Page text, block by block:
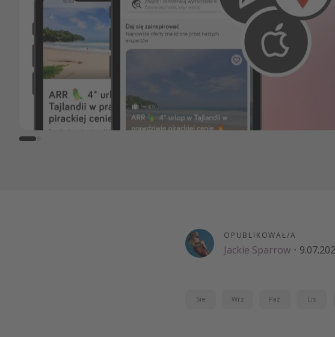
OPUBLIKOWAŁ/A
Jackie Sparrow ·
Sie Wrz Paź Lis